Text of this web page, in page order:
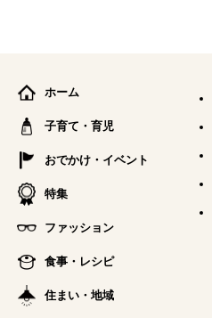
ホーム
子育て・育児
おでかけ・イベント
特集
ファッション
食事・レシピ
住まい・地域